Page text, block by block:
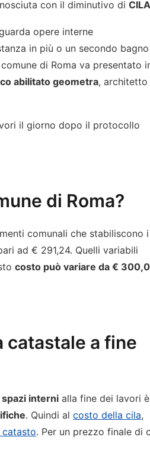
con il diminutivo diCILA
opere interne
in più o un secondo bagno
di Roma va presentato
abilitato geometra, architetto
il giorno dopo il protocollo
di Roma?
comunali che stabiliscono i
ad € 291,24. Quelli variabili
costo può variare da €
catastale a fine
interni alla fine dei lavori è
. Quindi alcosto della cila,
catasto. Per un prezzo finale di